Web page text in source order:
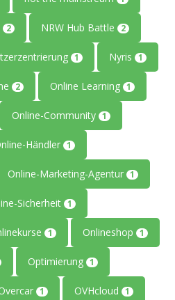
2 NRW Hub Battle 2
1 Nyris 1
2 Online Learning 1
Online-Community 1
Händler 1
Online-Marketing-Agentur 1
Sicherheit 1
1 Onlineshop 1
Optimierung 1
1 OVHcloud 1